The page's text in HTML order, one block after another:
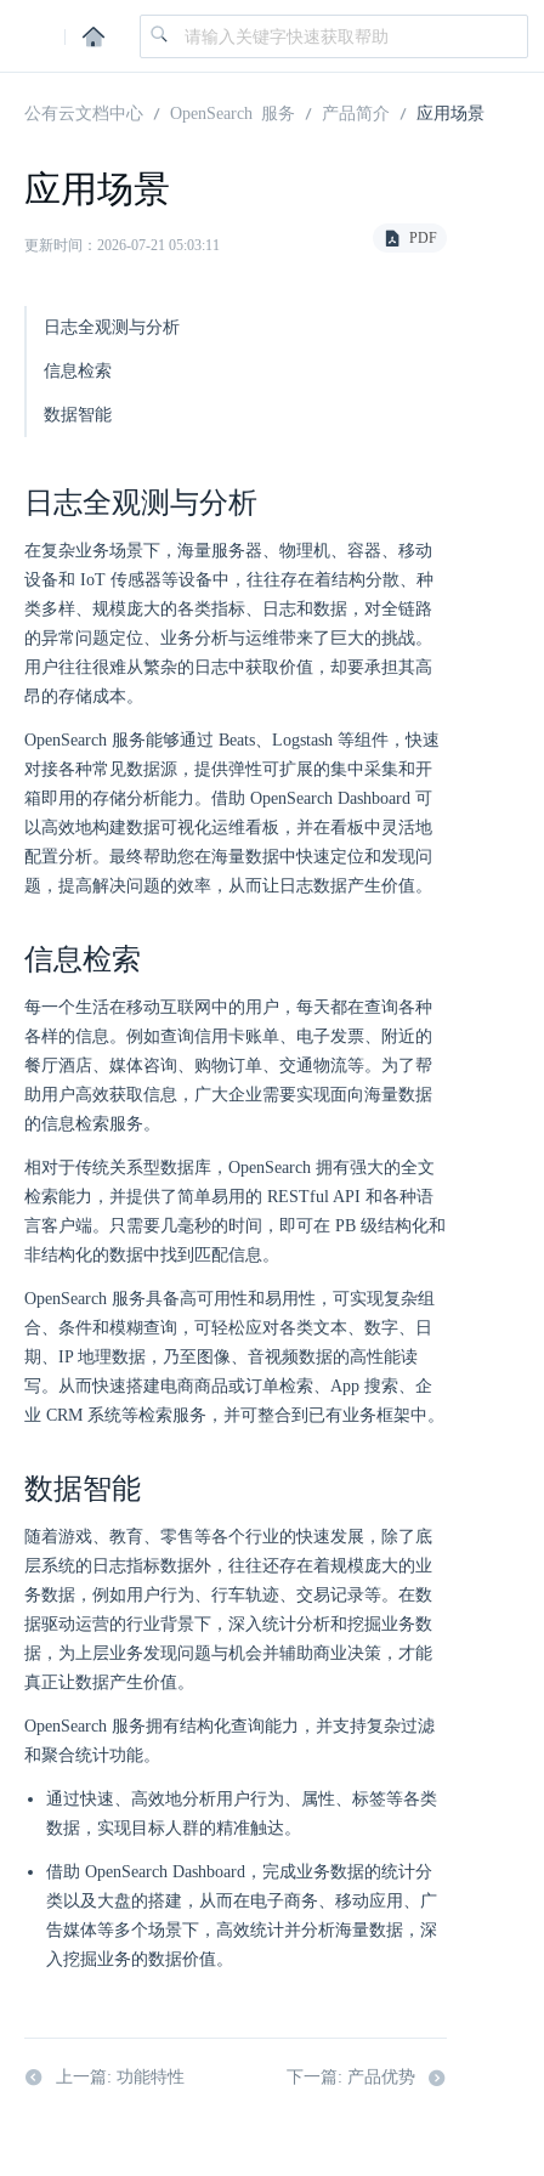
|
公有云文档中心 OpenSearch 服务 产品简介 应用场景
应用场景
更新时间：2026-07-21 05:03:11 PDF
日志全观测与分析
信息检索
数据智能
日志全观测与分析
在复杂业务场景下，海量服务器、物理机、容器、移动
设备和 IoT 传感器等设备中，往往存在着结构分散、种
类多样、规模庞大的各类指标、日志和数据，对全链路
的异常问题定位、业务分析与运维带来了巨大的挑战。
用户往往很难从繁杂的日志中获取价值，却要承担其高
昂的存储成本。
OpenSearch 服务能够通过 Beats、Logstash 等组件，快速
对接各种常见数据源，提供弹性可扩展的集中采集和开
箱即用的存储分析能力。借助 OpenSearch Dashboard 可
以高效地构建数据可视化运维看板，并在看板中灵活地
配置分析。最终帮助您在海量数据中快速定位和发现问
题，提高解决问题的效率，从而让日志数据产生价值。
信息检索
每一个生活在移动互联网中的用户，每天都在查询各种
各样的信息。例如查询信用卡账单、电子发票、附近的
餐厅酒店、媒体咨询、购物订单、交通物流等。为了帮
助用户高效获取信息，广大企业需要实现面向海量数据
的信息检索服务。
相对于传统关系型数据库，OpenSearch 拥有强大的全文
检索能力，并提供了简单易用的 RESTful API 和各种语
言客户端。只需要几毫秒的时间，即可在 PB 级结构化和
非结构化的数据中找到匹配信息。
OpenSearch 服务具备高可用性和易用性，可实现复杂组
合、条件和模糊查询，可轻松应对各类文本、数字、日
期、IP 地理数据，乃至图像、音视频数据的高性能读
写。从而快速搭建电商商品或订单检索、App 搜索、企
业 CRM 系统等检索服务，并可整合到已有业务框架中。
数据智能
随着游戏、教育、零售等各个行业的快速发展，除了底
层系统的日志指标数据外，往往还存在着规模庞大的业
务数据，例如用户行为、行车轨迹、交易记录等。在数
据驱动运营的行业背景下，深入统计分析和挖掘业务数
据，为上层业务发现问题与机会并辅助商业决策，才能
真正让数据产生价值。
OpenSearch 服务拥有结构化查询能力，并支持复杂过滤
和聚合统计功能。
通过快速、高效地分析用户行为、属性、标签等各类
数据，实现目标人群的精准触达。
借助 OpenSearch Dashboard，完成业务数据的统计分
类以及大盘的搭建，从而在电子商务、移动应用、广
告媒体等多个场景下，高效统计并分析海量数据，深
入挖掘业务的数据价值。
上一篇: 功能特性 下一篇: 产品优势